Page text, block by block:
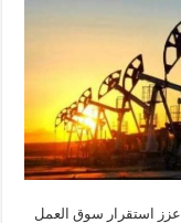
عزز استقرار سوق العمل